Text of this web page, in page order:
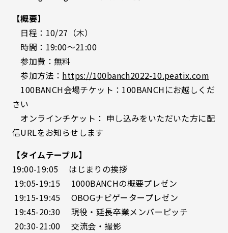
【概要】
日程：10/27（木）
時間：19:00〜21:00
参加費：無料
参加方法： https://100banch2022-10.peatix.com
100BANCH会場チケット：100BANCHにお越しくだ
さい
オンラインチケット： 申し込みをいただいた方に配
信URLをお知らせします
【タイムテーブル】
19:00-19:05 はじまりの挨拶
19:05-19:15 1000BANCHの概要プレゼン
19:15-19:45 OBOGナビゲータープレゼン
19:45-20:30 現役・延長卒業メンバーピッチ
20:30-21:00 交流会・撮影